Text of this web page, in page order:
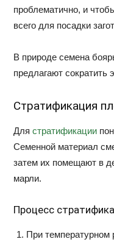
проблематично, и
всего для посадки
В природе семена
предлагают сократить
Стратификация
Для стратификации
Семенной материал
затем их помещают в
марли.
Процесс
При температурном